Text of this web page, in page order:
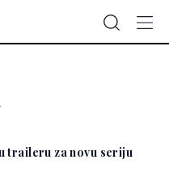
traileru za novu seriju